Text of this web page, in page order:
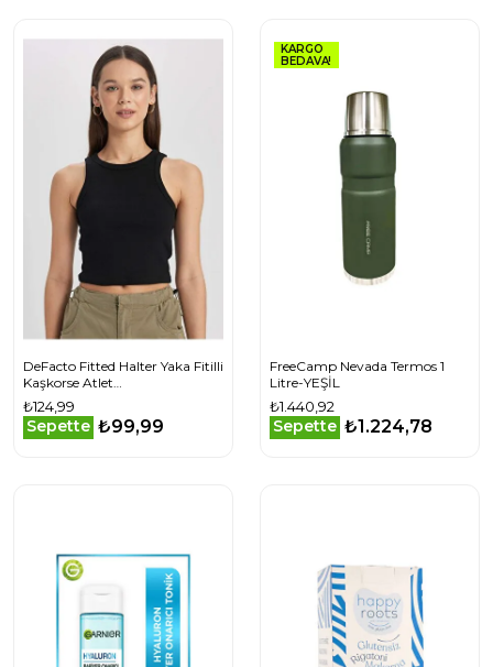
DeFacto Fitted Halter Yaka Fitilli
Kaşkorse Atlet
U0357AZ24SMBK81
₺124,99
Sepette ₺99,99
KARGO
BEDAVA!
FreeCamp Nevada Termos 1
Litre-YEŞİL
₺1.440,92
Sepette ₺1.224,78